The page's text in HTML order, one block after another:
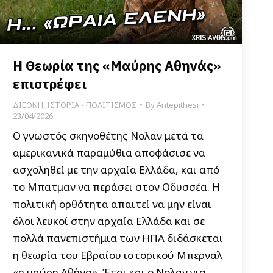
Η Θεωρία της «Μαύρης Αθηνάς»
επιστρέφει
ΔΙΕΘΝΗ, ΙΣΤΟΡΙΑ - ΠΟΛΙΤΙΣΜΟΣ ByAntepithesi
23/04/2026
Ο γνωστός σκηνοθέτης Νολαν μετά τα
αμερικανικά παραμύθια αποφάσισε να
ασχοληθεί με την αρχαία Ελλάδα, και από
το Μπατμαν να περάσει στον Οδυσσέα. Η
πολιτική ορθότητα απαιτεί να μην είναι
όλοι λευκοί στην αρχαία Ελλάδα και σε
πολλά πανεπιστήμια των ΗΠΑ διδάσκεται
η θεωρία του Εβραίου ιστορικού Μπερναλ